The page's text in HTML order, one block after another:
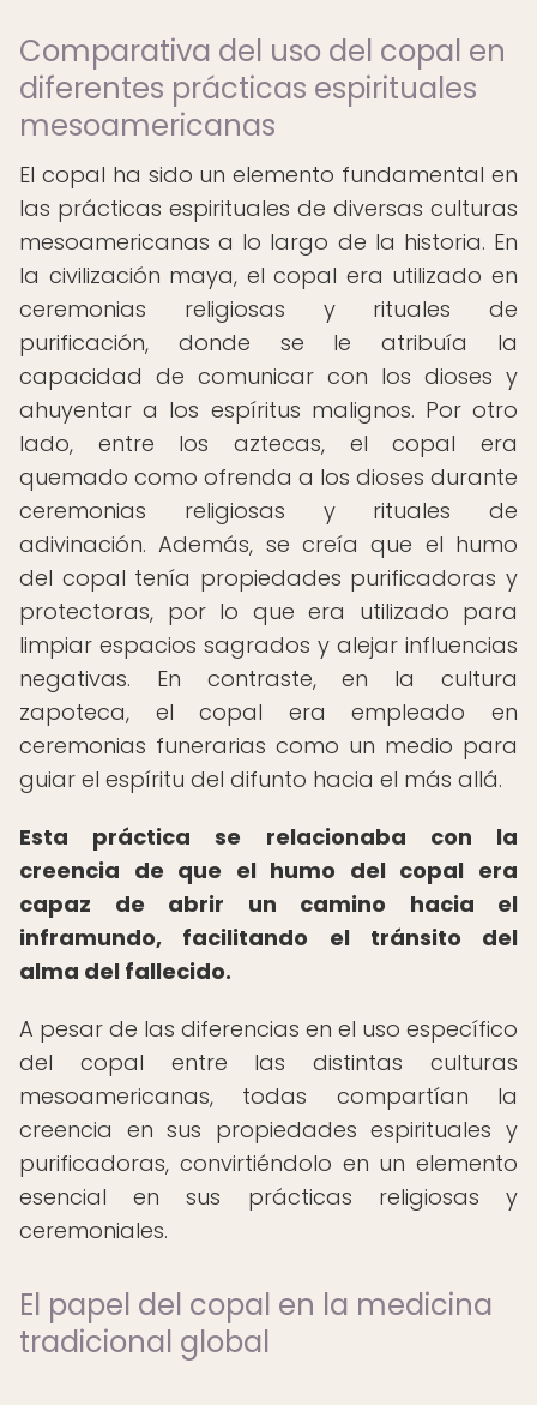
Comparativa del uso del copal en
diferentes prácticas espirituales
mesoamericanas
El copal ha sido un elemento fundamental en
las prácticas espirituales de diversas culturas
mesoamericanas a lo largo de la historia. En
la civilización maya, el copal era utilizado en
ceremonias religiosas y rituales de
purificación, donde se le atribuía la
capacidad de comunicar con los dioses y
ahuyentar a los espíritus malignos. Por otro
lado, entre los aztecas, el copal era
quemado como ofrenda a los dioses durante
ceremonias religiosas y rituales de
adivinación. Además, se creía que el humo
del copal tenía propiedades purificadoras y
protectoras, por lo que era utilizado para
limpiar espacios sagrados y alejar influencias
negativas. En contraste, en la cultura
zapoteca, el copal era empleado en
ceremonias funerarias como un medio para
guiar el espíritu del difunto hacia el más allá.
Esta práctica se relacionaba con la
creencia de que el humo del copal era
capaz de abrir un camino hacia el
inframundo, facilitando el tránsito del
alma del fallecido.
A pesar de las diferencias en el uso específico
del copal entre las distintas culturas
mesoamericanas, todas compartían la
creencia en sus propiedades espirituales y
purificadoras, convirtiéndolo en un elemento
esencial en sus prácticas religiosas y
ceremoniales.
El papel del copal en la medicina
tradicional global